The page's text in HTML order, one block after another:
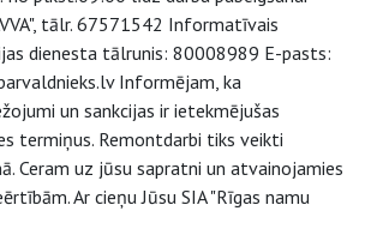
tālr. 67571542 Informatīvais
dienesta tālrunis: 80008989 E-pasts:
Informējam, ka
un sankcijas ir ietekmējušas
termiņus. Remontdarbi tiks veikti
Ceram uz jūsu sapratni un atvainojamies
Ar cieņu Jūsu SIA "Rīgas namu